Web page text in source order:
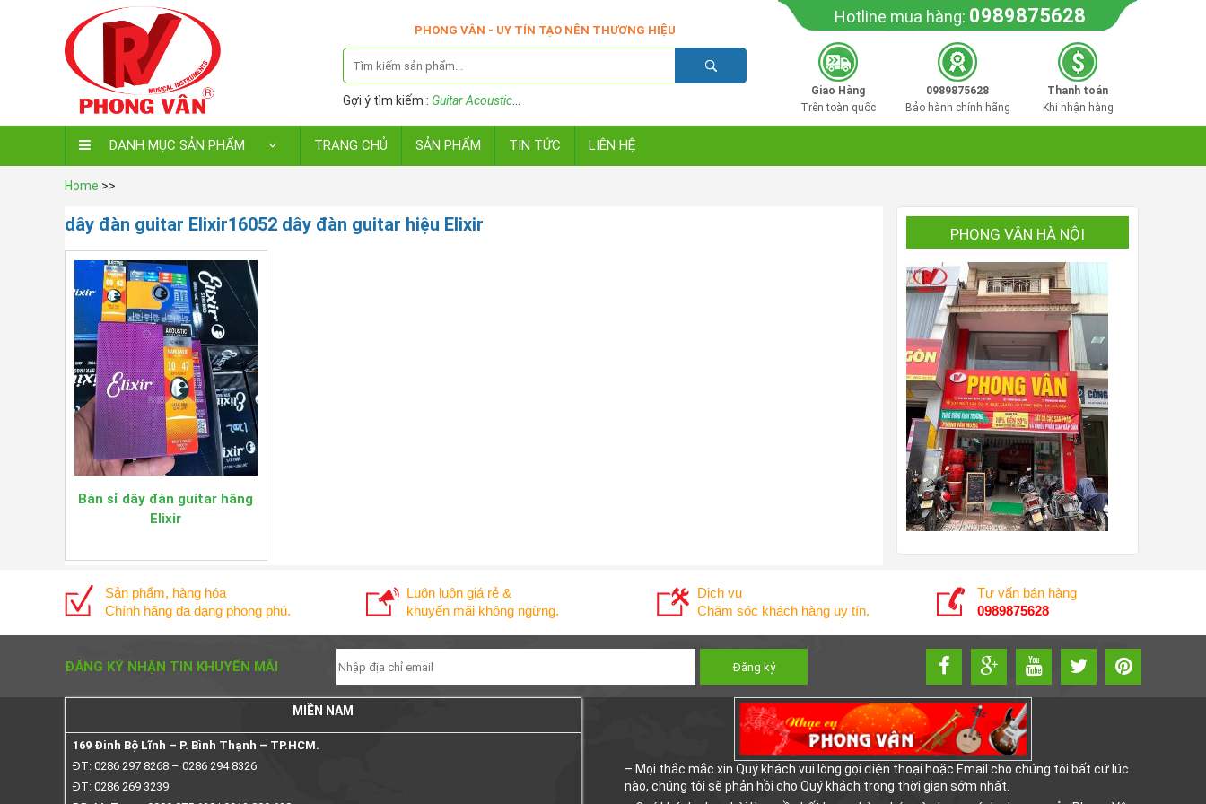
PHONG VÂN - UY TÍN TẠO NÊN THƯƠNG HIỆU
Gợi ý tìm kiếm : Guitar Acoustic
Hotline mua hàng: 0989875628
Giao Hàng
Trên toàn quốc
0989875628
Bảo hành chính hãng
Thanh toán
Khi nhận hàng
DANH MỤC SẢN PHẨM TRANG CHỦ SẢN PHẨM TIN TỨC LIÊN HỆ
Home >>
dây đàn guitar Elixir16052 dây đàn guitar hiệu Elixir
Bán sỉ dây đàn guitar hãng
Elixir
PHONG VÂN HÀ NỘI
Sản phẩm, hàng hóa
Chính hãng đa dạng phong phú.
Luôn luôn giá rẻ &
khuyến mãi không ngừng.
Dịch vụ
Chăm sóc khách hàng uy tín.
Tư vấn bán hàng
0989875628
ĐĂNG KÝ NHẬN TIN KHUYẾN MÃI
MIỀN NAM
169 Đinh Bộ Lĩnh – P. Bình Thạnh – TP.HCM.
ĐT: 0286 297 8268 – 0286 294 8326
ĐT: 0286 269 3239
– Mọi thắc mắc xin Quý khách vui lòng gọi điện thoại hoặc Email cho chúng tôi bất cứ lúc
nào, chúng tôi sẽ phản hồi cho Quý khách trong thời gian sớm nhất.